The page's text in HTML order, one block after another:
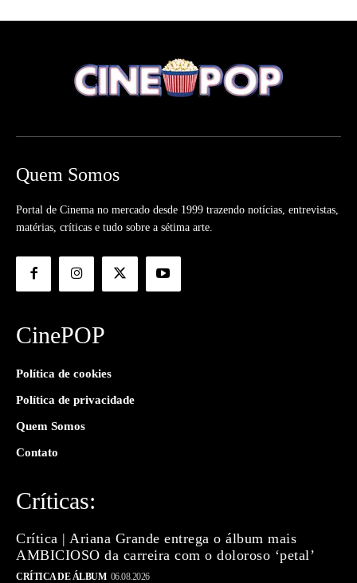
Quem Somos
Portal de Cinema no mercado desde 1999 trazendo notícias, entrevistas,
matérias, críticas e tudo sobre a sétima arte.
CinePOP
Política de cookies
Política de privacidade
Quem Somos
Contato
Críticas:
Crítica | Ariana Grande entrega o álbum mais
AMBICIOSO da carreira com o doloroso ‘petal’
CRÍTICA DE ÁLBUM 06.08.2026